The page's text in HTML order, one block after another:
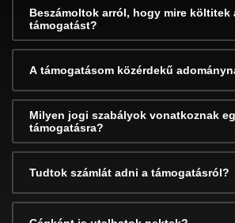
Beszámoltok arról, hogy mire költitek
támogatást?
A támogatásom közérdekű
Milyen jogi szabályok vonatkoznak
támogatásra?
Tudtok számlát adni a támogatásról?